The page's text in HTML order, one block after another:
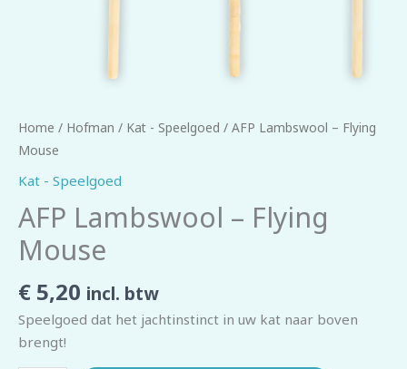
Home / Hofman / Kat - Speelgoed / AFP Lambswool – Flying
Mouse
Kat - Speelgoed
AFP Lambswool – Flying
Mouse
€ 5,20 incl. btw
Speelgoed dat het jachtinstinct in uw kat naar boven
brengt!